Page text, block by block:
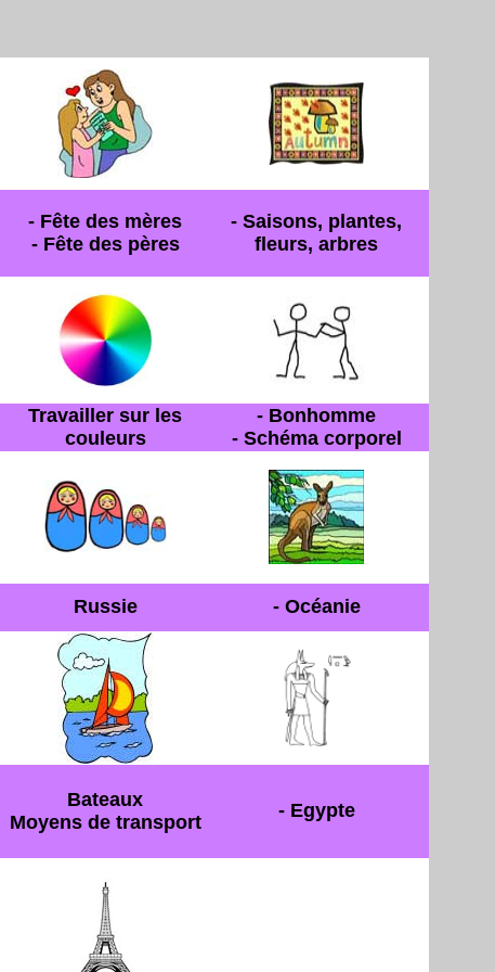
- Fête des mères
- Fête des pères
- Saisons, plantes,
fleurs, arbres
Travailler sur les
couleurs
- Bonhomme
- Schéma corporel
Russie - Océanie
Bateaux
Moyens de transport
- Egypte